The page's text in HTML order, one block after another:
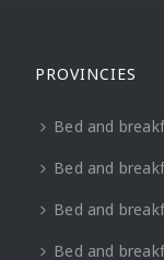
PROVINCIES
Bed and
Bed and
Bed and
Bed and